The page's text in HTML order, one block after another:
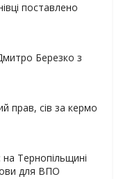
поставлено
Березко з
прав, сів за кермо
Тернопільщині
для ВПО